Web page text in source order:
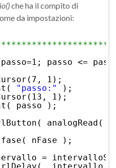
che ha il compito di
da impostazioni:
passo=1; passo <=
1);
"passo:"
);
1);
passo );
analogRead(
fase( nFase );
=